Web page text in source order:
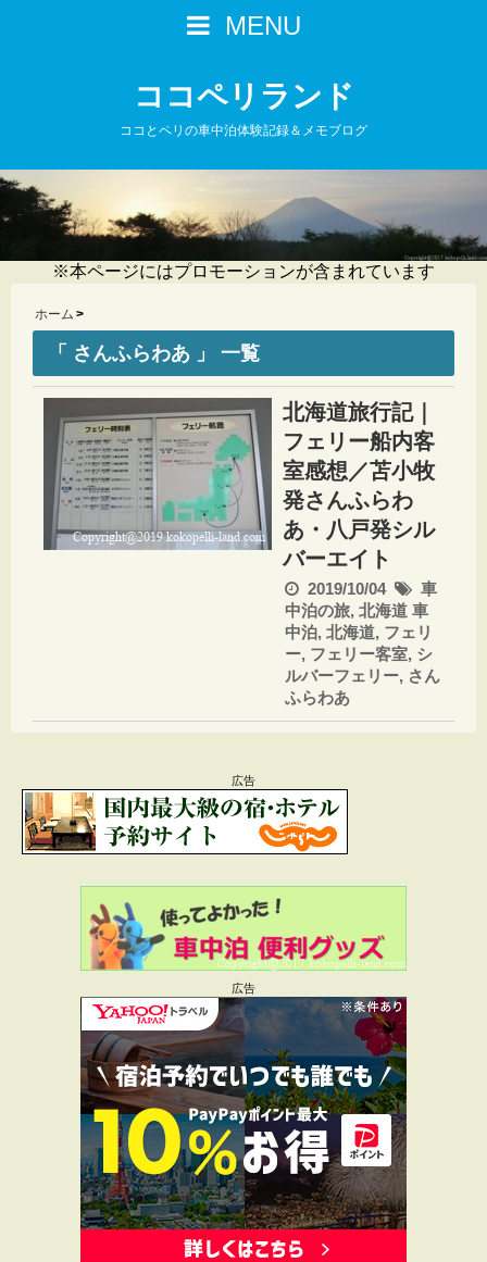
MENU
ココペリランド
ココとペリの車中泊体験記録＆メモブログ
※本ページにはプロモーションが含まれています
ホーム
「 さんふらわあ 」 一覧
北海道旅行記｜
フェリー船内客
室感想／苫小牧
発さんふらわ
あ・八戸発シル
バーエイト
2019/10/04
車
中泊の旅, 北海道 車
中泊, 北海道, フェリ
ー, フェリー客室, シ
ルバーフェリー, さん
ふらわあ
広告
広告